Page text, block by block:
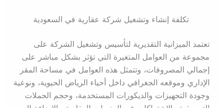
تكلفة إنشاء وتشغيل شركة عقارية في السعودية
تعتمد الميزانية التقديرية لتأسيس وتشغيل الشركة على
مجموعة من العوامل المتغيرة التي تؤثر بشكل مباشر على
إجمالي المصروفات، وتتمثل هذه العوامل في مساحة المقر
الإداري وموقعه الجغرافي داخل أحياء الرياض الحيوية، ونوعية
وجودة التجهيزات والديكورات المستخدمة، وحجم الحملات